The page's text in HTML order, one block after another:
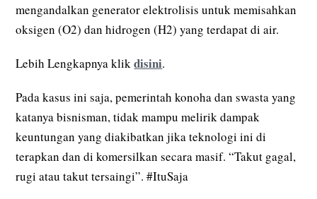
mengandalkan generator elektrolisis untuk memisahkan
oksigen (O2) dan hidrogen (H2) yang terdapat di air.
Lebih Lengkapnya klikdisini.
Pada kasus ini saja, pemerintah konoha dan swasta yang
katanya bisnisman, tidak mampu melirik dampak
keuntungan yang diakibatkan jika teknologi ini di
terapkan dan di komersilkan secara masif. “Takut gagal,
rugi atau takut tersaingi”. #ItuSaja